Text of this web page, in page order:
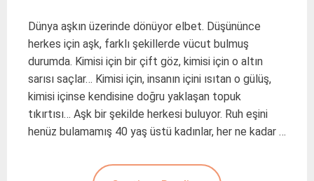
Dünya aşkın üzerinde dönüyor elbet. Düşününce
herkes için aşk, farklı şekillerde vücut bulmuş
durumda. Kimisi için bir çift göz, kimisi için o altın
sarısı saçlar… Kimisi için, insanın içini ısıtan o gülüş,
kimisi içinse kendisine doğru yaklaşan topuk
tıkırtısı… Aşk bir şekilde herkesi buluyor. Ruh eşini
henüz bulamamış 40 yaş üstü kadınlar, her ne kadar …